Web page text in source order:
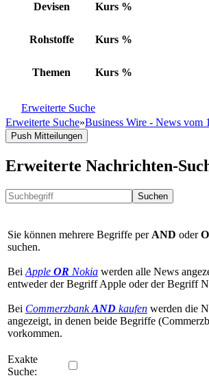
Devisen Kurs %
Rohstoffe Kurs %
Themen Kurs %
Erweiterte Suche
Erweiterte Suche»Business Wire - News vom
Push Mitteilungen
Erweiterte Nachrichten-
Suchen
Sie können mehrere Begriffe per AND oder
suchen.
Bei Apple OR Nokia werden alle News
entweder der Begriff Apple oder der Begriff
Bei CommerzbankAND kaufen werden die
angezeigt, in denen beide Begriffe
vorkommen.
Exakte
Suche: